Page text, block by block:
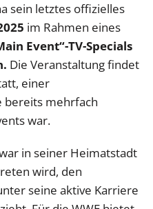
sein letztes offizielles
im Rahmen eines
Event“-TV-Specials
Die Veranstaltung findet
einer
bereits mehrfach
war.
in seiner Heimatstadt
wird, den
seine aktive Karriere